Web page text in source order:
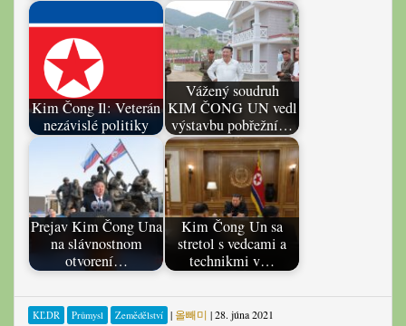
Kim Čong Il: Veterán
nezávislé politiky
Vážený soudruh
KIM ČONG UN vedl
výstavbu pobřežní…
Prejav Kim Čong Una
na slávnostnom
otvorení…
Kim Čong Un sa
stretol s vedcami a
technikmi v…
KĽDR Průmysl Zemědělství | 올빼미 |28. júna 2021